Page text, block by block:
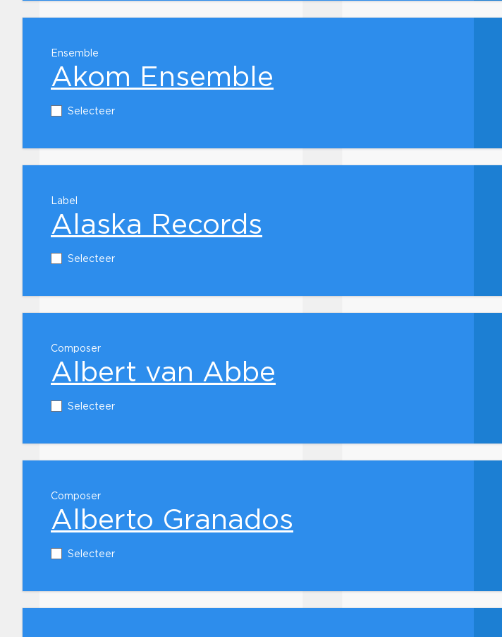
Ensemble
Akom Ensemble
Selecteer
Label
Alaska Records
Selecteer
Composer
Albert van Abbe
Selecteer
Composer
Alberto Granados
Selecteer